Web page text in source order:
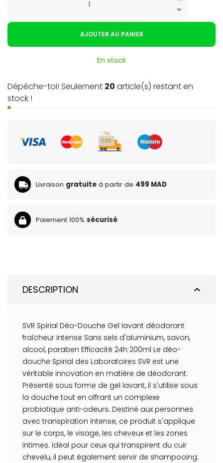
AJOUTER AU PANIER
En stock
Dépêche-toi! Seulement 20 article(s) restant en
stock !
Livraison gratuite à partir de 499 MAD
Paiement 100% sécurisé
expand_less
DESCRIPTION
SVR Spirial Déo-Douche Gel lavant déodorant
fraîcheur intense Sans sels d'aluminium, savon,
alcool, paraben Efficacité 24h 200ml Le déo-
douche Spirial des Laboratoires SVR est une
véritable innovation en matière de déodorant.
Présenté sous forme de gel lavant, il s'utilise sous
la douche tout en offrant un complexe
probiotique anti-odeurs. Destiné aux personnes
avec transpiration intense, ce produit s'applique
sur le corps, le visage, les cheveux et les zones
intimes. Idéal pour ceux qui transpirent du cuir
chevelu, il peut également servir de shampooing.